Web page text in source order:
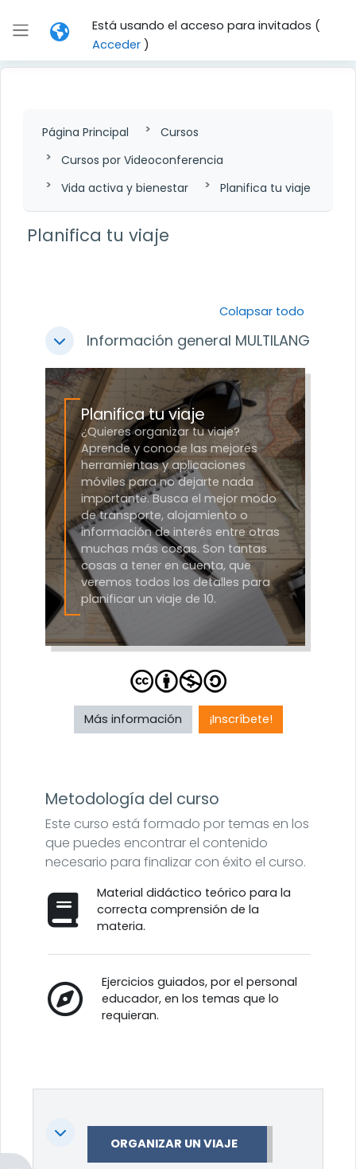
Panel lateral
Está usando el acceso para invitados (
Acceder)
Página Principal
Cursos
Cursos por Videoconferencia
Vida activa y bienestar
Planifica tu viaje
Planifica tu viaje
ColapsarInformación general MULTILANG
Colapsar todo
Planifica tu viaje
¿Quieres organizar tu viaje?
Aprende y conoce las mejores
herramientas y aplicaciones
móviles para no dejarte nada
importante. Busca el mejor modo
de transporte, alojamiento o
información de interés entre otras
muchas más cosas. Son tantas
cosas a tener en cuenta, que
veremos todos los detalles para
planificar un viaje de 10.
Más información ¡Inscríbete!
Metodología del curso
Este curso está formado por temas en los
que puedes encontrar el contenido
necesario para finalizar con éxito el curso.
Material didáctico teórico para la
correcta comprensión de la
materia.
Ejercicios guiados, por el personal
educador, en los temas que lo
requieran.
Colapsar ORGANIZAR UN VIAJE